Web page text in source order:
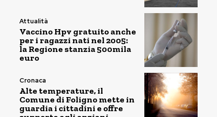
Attualità
Vaccino Hpv gratuito anche
per i ragazzi nati nel 2005:
la Regione stanzia 500mila
euro
Cronaca
Alte temperature, il
Comune di Foligno mette in
guardia i cittadini e offre